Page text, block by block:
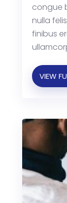
congue
nulla
finibus
VIEW